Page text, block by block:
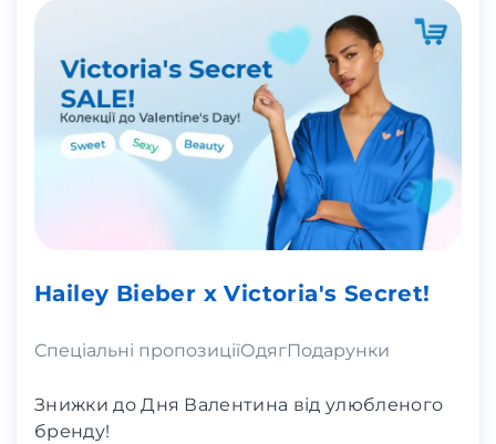
Hailey Bieber x Victoria's Secret!
Спеціальні пропозиціїОдягПодарунки
Знижки до Дня Валентина від улюбленого
бренду!